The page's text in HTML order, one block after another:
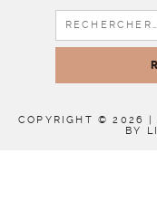
COPYRIGHT © 2026 |
BY